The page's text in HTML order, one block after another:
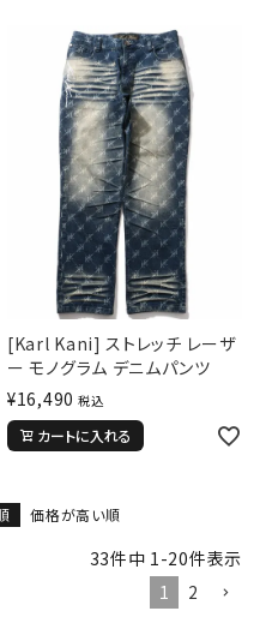
L
XXXL
32inc
38inc
[Karl Kani] ストレッチ レーザ
ー モノグラム デニムパンツ
¥16,490 税込
カートに入れる
価格が高い順
33件中 1-20件表示
1
2